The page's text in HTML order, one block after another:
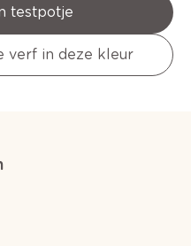
testpotje
verf in deze kleur